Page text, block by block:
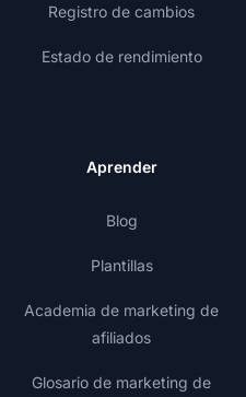
Registro de cambios
Estado de rendimiento
Aprender
Blog
Plantillas
Academia de marketing de
afiliados
Glosario de marketing de